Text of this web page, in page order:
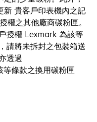
新 貴客戶印表機內之記
權之其他廠商碳粉匣。
授權 Lexmark 為該等
請將未拆封之包裝箱送
透過
條款之換用碳粉匣